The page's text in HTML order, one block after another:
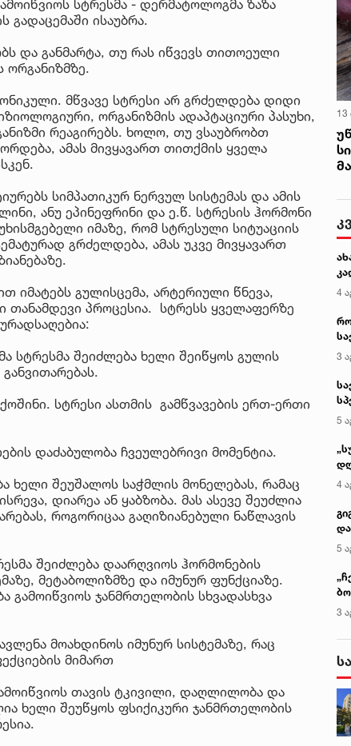
სტრესმა - დერმატოლოგმა ზაზა
გადაცემაში ისაუბრა.
და განმარტა, თუ რას იწვევს თითოეული
ორგანიზმზე.
მწვავე სტრესი არ გრძელდება დიდი
ორგანიზმის ადაპტაციური პასუხი,
რეაგირებს. ხოლო, თუ ვსაუბრობთ
ამას მივყავართ თითქმის ყველა
სიმპათიკურ ნერვულ სისტემას და ამის
ანუ ეპინეფრინი და ე.წ. სტრესის ჰორმონი
იმაზე, რომ სტრესული სიტუაციის
გრძელდება, ამას უკვე მივყავართ
იმატებს გულისცემა, არტერიული წნევა,
თანამდევი პროცესია. სტრესს ყველაფერზე
სტრესმა შეიძლება ხელი შეიწყოს გულის
სტრესი ასთმის გამწვავების ერთ-ერთი
დაძაბულობა ჩვეულებრივი მომენტია.
ხელი შეუშალოს საჭმლის მონელებას, რამაც
დიარეა ან ყაბზობა. მას ასევე შეუძლია
როგორიცაა გაღიზიანებული ნაწლავის
შეიძლება დაარღვიოს ჰორმონების
მეტაბოლიზმზე და იმუნურ ფუნქციაზე.
გამოიწვიოს ჯანმრთელობის სხვადასხვა
მოახდინოს იმუნურ სისტემაზე, რაც
მიმართ
თავის ტკივილი, დაღლილობა და
ხელი შეუწყოს ფსიქიკური ჯანმრთელობის
13
4
3
5
4
5
3